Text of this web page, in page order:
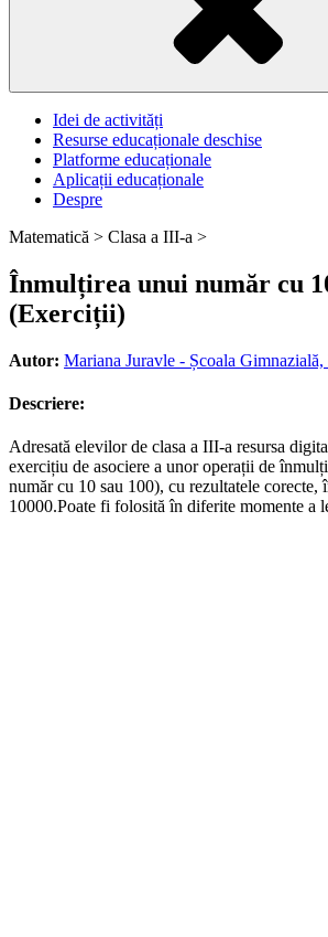
Idei de activități
Resurse educaționale deschise
Platforme educaționale
Aplicații educaționale
Despre
Matematică > Clasa a III-a >
Înmulțirea unui număr cu
(Exerciții)
Autor: Mariana Juravle - Școala
Descriere:
Adresată elevilor de clasa a III-a resursa
exercițiu de asociere a unor operații de
număr cu 10 sau 100), cu rezultatele corecte,
10000.Poate fi folosită în diferite momente a